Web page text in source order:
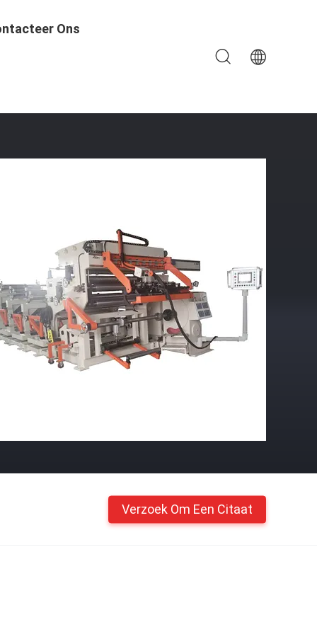
Ons
Verzoek Om Een Citaat